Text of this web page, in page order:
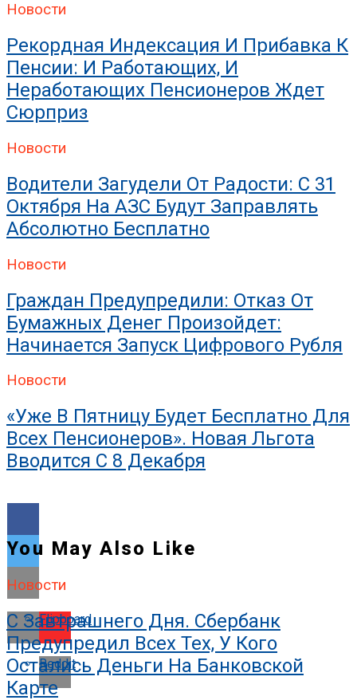
Новости
Рекордная Индексация И Прибавка К
Пенсии: И Работающих, И
Неработающих Пенсионеров Ждет
Сюрприз
Новости
Водители Загудели От Радости: С 31
Октября На АЗС Будут Заправлять
Абсолютно Бесплатно
Новости
Граждан Предупредили: Отказ От
Бумажных Денег Произойдет:
Начинается Запуск Цифрового Рубля
Новости
«Уже В Пятницу Будет Бесплатно Для
Всех Пенсионеров». Новая Льгота
Вводится С 8 Декабря
Flipboard
Reddit
You May Also Like
Новости
С Завтрашнего Дня. Сбербанк
Предупредил Всех Тех, У Кого
Остались Деньги На Банковской
Карте